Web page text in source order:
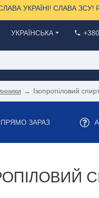
СЛАВА УКРАЇНІ! СЛАВА
УКРАЇНСЬКА
Ізопропіловий
ПРЯМО ЗАРАЗ